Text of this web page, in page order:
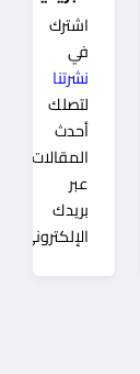
اشترك
في
نشرتنا
لتصلك
أحدث
المقالات
عبر
بريدك
الإلكتروني.